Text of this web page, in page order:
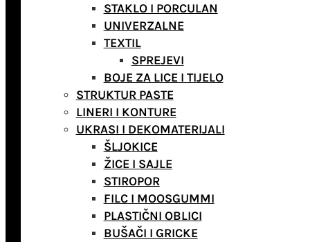
STAKLO I PORCULAN
UNIVERZALNE
TEXTIL
SPREJEVI
BOJE ZA LICE I TIJELO
STRUKTUR PASTE
LINERI I KONTURE
UKRASI I DEKOMATERIJALI
ŠLJOKICE
ŽICE I SAJLE
STIROPOR
FILC I MOOSGUMMI
PLASTIČNI OBLICI
BUŠAČI I GRICKE